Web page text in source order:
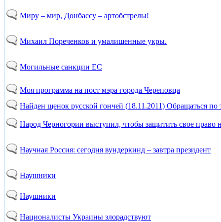
Миру – мир, Донбассу – артобстрелы!
Михаил Пореченков и умалишенные укры.
Могильные санкции ЕС
Моя программа на пост мэра города Череповца
Найден щенок русской гончей (18.11.2011) Обращаться по
Народ Черногории выступил, чтобы защитить свое
Научная Россия: сегодня вундеркинд – завтра президент
Наушники
Наушники
Националисты Украины злорадствуют